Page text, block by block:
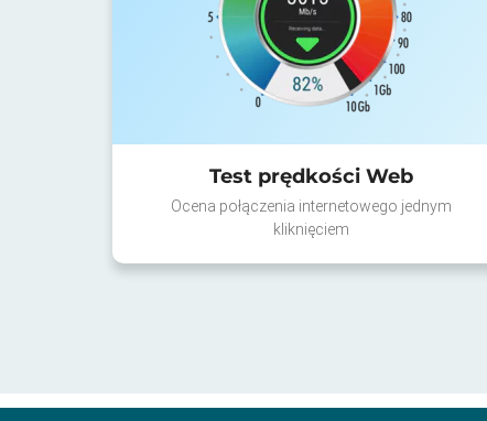
Test prędkości Web
Ocena połączenia internetowego jednym
kliknięciem